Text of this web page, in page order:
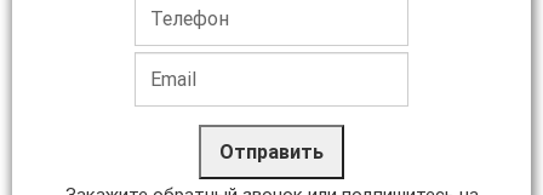
Отправить